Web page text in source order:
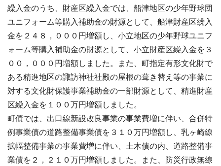
繰入金のうち、財産区繰入金では、船津地区の少年野球団
ユニフォーム等購入補助金の財源として、船津財産区繰入
金を２４８，０００円増額し、小立地区の少年野球ユニフ
ォーム等購入補助金の財源として、小立財産区繰入金を３
００，０００円増額しました。また、町指定有形文化財で
ある精進地区の諏訪神社社殿の屋根の葺き替え等の事業に
対する文化財保護事業補助金の一部財源として、精進財産
区繰入金を１００万円増額しました。
町債では、出口線新設改良事業の事業費増に伴い、合併特
例事業債の道路整備事業債を３１０万円増額し、乳ヶ崎線
拡幅整備事業の事業費増に伴い、土木債の内、道路整備事
業債を２，２１０万円増額しました。また、防災行政無線